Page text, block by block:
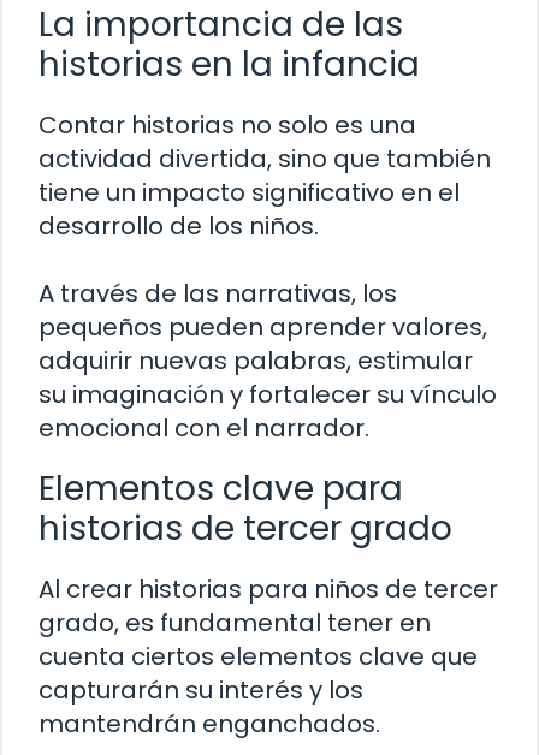
La importancia de las
historias en la infancia
Contar historias no solo es una
actividad divertida, sino que también
tiene un impacto significativo en el
desarrollo de los niños.
A través de las narrativas, los
pequeños pueden aprender valores,
adquirir nuevas palabras, estimular
su imaginación y fortalecer su vínculo
emocional con el narrador.
Elementos clave para
historias de tercer grado
Al crear historias para niños de tercer
grado, es fundamental tener en
cuenta ciertos elementos clave que
capturarán su interés y los
mantendrán enganchados.